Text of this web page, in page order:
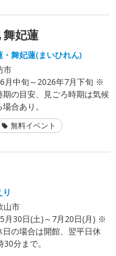
舞妃蓮
舞妃蓮(まいひれん)
市
月中旬～2026年7月下旬 ※
期の目安、見ごろ時期は気候
合あり。
無料イベント
山市
月30日(土)～7月20日(月) ※
日の場合は開館、翌平日休
分まで。